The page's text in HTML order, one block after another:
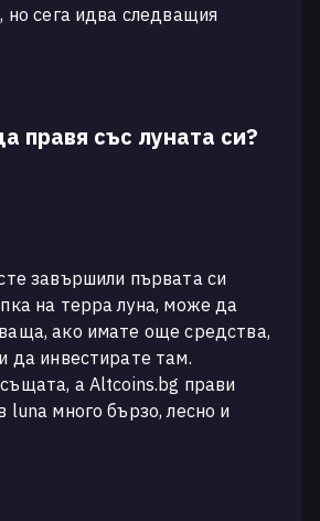
но сега идва следващия
правя със луната си?
завършили първата си
на терра луна, може да
ако имате още средства,
да инвестирате там.
а Altcoins.bg прави
luna много бързо, лесно и